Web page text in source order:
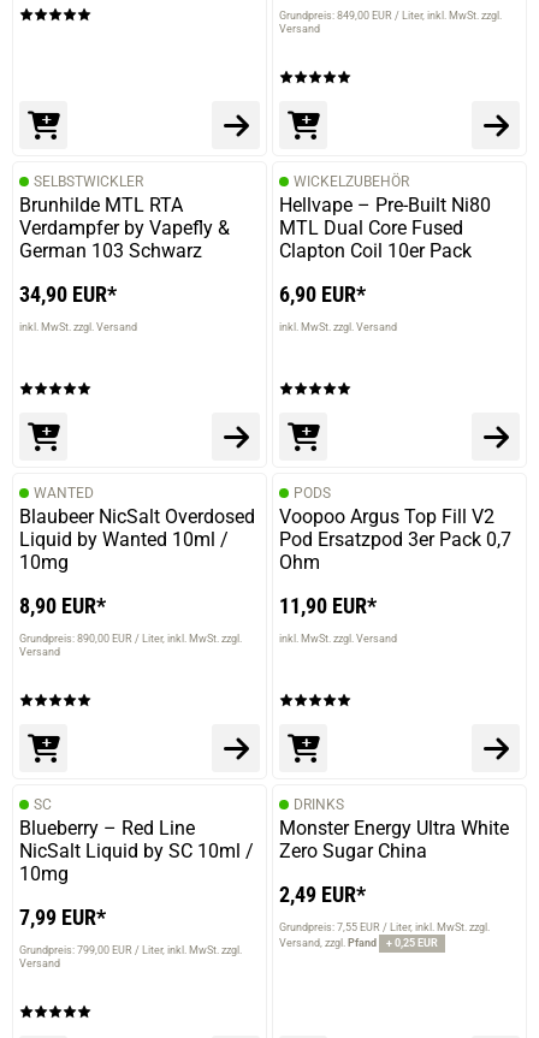
Grundpreis: 849,00 EUR / Liter inkl. MwSt. zzgl.
Versand
SELBSTWICKLER
Brunhilde MTL RTA
Verdampfer by Vapefly &
German 103 Schwarz
34,90 EUR*
inkl. MwSt. zzgl. Versand
WICKELZUBEHÖR
Hellvape – Pre-Built Ni80
MTL Dual Core Fused
Clapton Coil 10er Pack
6,90 EUR*
inkl. MwSt. zzgl. Versand
WANTED
Blaubeer NicSalt Overdosed
Liquid by Wanted 10ml /
10mg
8,90 EUR*
Grundpreis: 890,00 EUR / Liter inkl. MwSt. zzgl.
Versand
PODS
Voopoo Argus Top Fill V2
Pod Ersatzpod 3er Pack 0,7
Ohm
11,90 EUR*
inkl. MwSt. zzgl. Versand
SC
Blueberry – Red Line
NicSalt Liquid by SC 10ml /
10mg
7,99 EUR*
Grundpreis: 799,00 EUR / Liter inkl. MwSt. zzgl.
Versand
DRINKS
Monster Energy Ultra White
Zero Sugar China
2,49 EUR*
Grundpreis: 7,55 EUR / Liter inkl. MwSt. zzgl.
Versand zzgl. Pfand + 0,25 EUR